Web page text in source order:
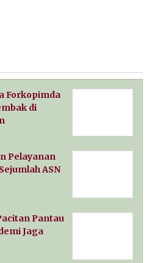
Forkopimda
di
Pelayanan
ASN
Pantau
Jaga